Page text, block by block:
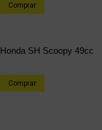
Comprar
Honda SH Scoopy 49cc
Comprar